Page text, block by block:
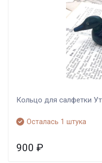
Кольцо для салфетки
Осталась 1 штука
900 ₽